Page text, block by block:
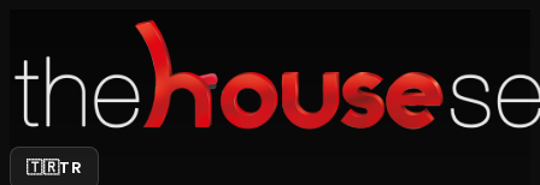
🇹🇷TR